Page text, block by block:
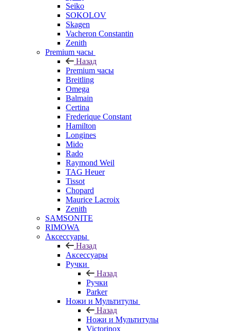
Seiko
SOKOLOV
Skagen
Vacheron Constantin
Zenith
Premium часы
Назад
Premium часы
Breitling
Omega
Balmain
Certina
Frederique Constant
Hamilton
Longines
Mido
Rado
Raymond Weil
TAG Heuer
Tissot
Chopard
Maurice Lacroix
Zenith
SAMSONITE
RIMOWA
Аксессуары
Назад
Аксессуары
Ручки
Назад
Ручки
Parker
Ножи и Мультитулы
Назад
Ножи и Мультитулы
Victorinox